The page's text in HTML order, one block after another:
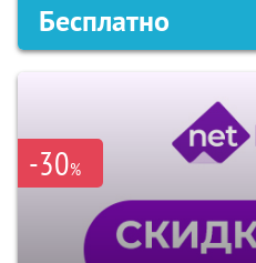
Бесплатно
-30%